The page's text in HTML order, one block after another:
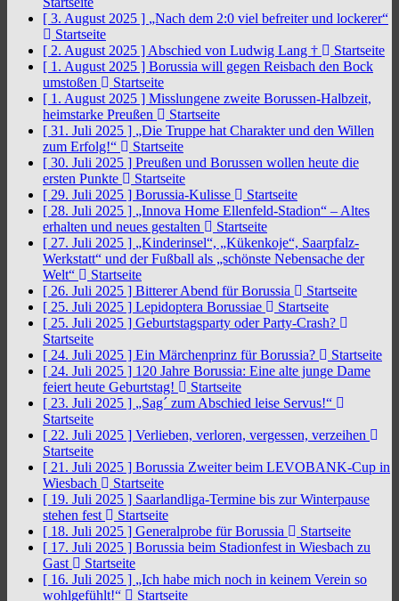
[ 3. August 2025 ] „Nach dem 2:0 viel befreiter und lockerer“
Startseite
[ 2. August 2025 ] Abschied von Ludwig Lang †
Startseite
[ 1. August 2025 ] Borussia will gegen Reisbach den Bock
umstoßen
Startseite
[ 1. August 2025 ] Misslungene zweite Borussen-Halbzeit,
heimstarke Preußen
Startseite
[ 31. Juli 2025 ] „Die Truppe hat Charakter und den Willen
zum Erfolg!“
Startseite
[ 30. Juli 2025 ] Preußen und Borussen wollen heute die
ersten Punkte
Startseite
[ 29. Juli 2025 ] Borussia-Kulisse
Startseite
[ 28. Juli 2025 ] „Innova Home Ellenfeld-Stadion“ – Altes
erhalten und neues gestalten
Startseite
[ 27. Juli 2025 ] „Kinderinsel“, „Kükenkoje“, Saarpfalz-
Werkstatt“ und der Fußball als „schönste Nebensache der
Welt“
Startseite
[ 26. Juli 2025 ] Bitterer Abend für Borussia
Startseite
[ 25. Juli 2025 ] Lepidoptera Borussiae
Startseite
[ 25. Juli 2025 ] Geburtstagsparty oder Party-Crash?
Startseite
[ 24. Juli 2025 ] Ein Märchenprinz für Borussia?
Startseite
[ 24. Juli 2025 ] 120 Jahre Borussia: Eine alte junge Dame
feiert heute Geburtstag!
Startseite
[ 23. Juli 2025 ] „Sag´ zum Abschied leise Servus!“
Startseite
[ 22. Juli 2025 ] Verlieben, verloren, vergessen, verzeihen
Startseite
[ 21. Juli 2025 ] Borussia Zweiter beim LEVOBANK-Cup in
Wiesbach
Startseite
[ 19. Juli 2025 ] Saarlandliga-Termine bis zur Winterpause
stehen fest
Startseite
[ 18. Juli 2025 ] Generalprobe für Borussia
Startseite
[ 17. Juli 2025 ] Borussia beim Stadionfest in Wiesbach zu
Gast
Startseite
[ 16. Juli 2025 ] „Ich habe mich noch in keinem Verein so
wohlgefühlt!“
Startseite